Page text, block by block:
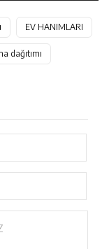
EV HANIMLARI
dağıtımı